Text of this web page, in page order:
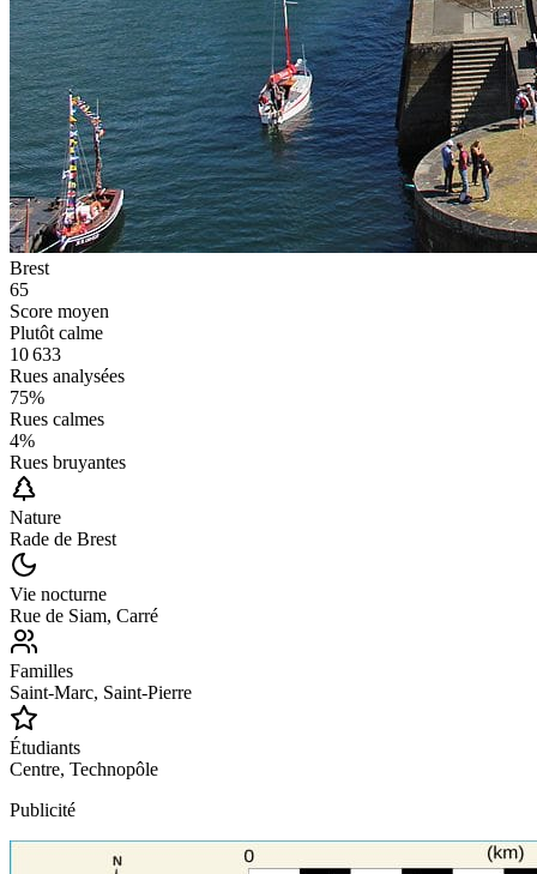
Brest
65
Score moyen
Plutôt calme
10 633
Rues analysées
75%
Rues calmes
4%
Rues bruyantes
Nature
Rade de Brest
Vie nocturne
Rue de Siam, Carré
Familles
Saint-Marc, Saint-Pierre
Étudiants
Centre, Technopôle
Publicité